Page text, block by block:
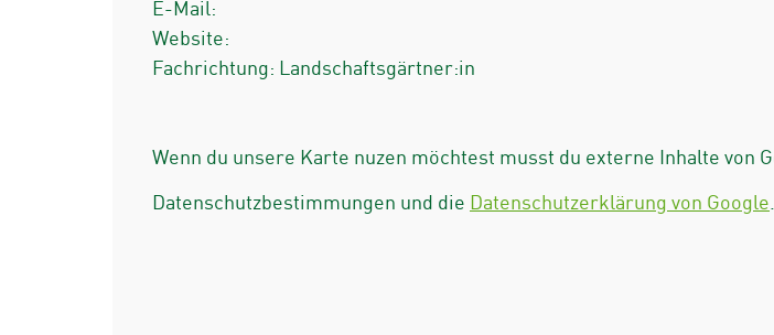
E-Mail:
Website:
Fachrichtung: Landschaftsgärtner:in
Wenn du unsere Karte nuzen möchtest musst du externe Inhalte von
Datenschutzbestimmungen und die Datenschutzerklärung von Google